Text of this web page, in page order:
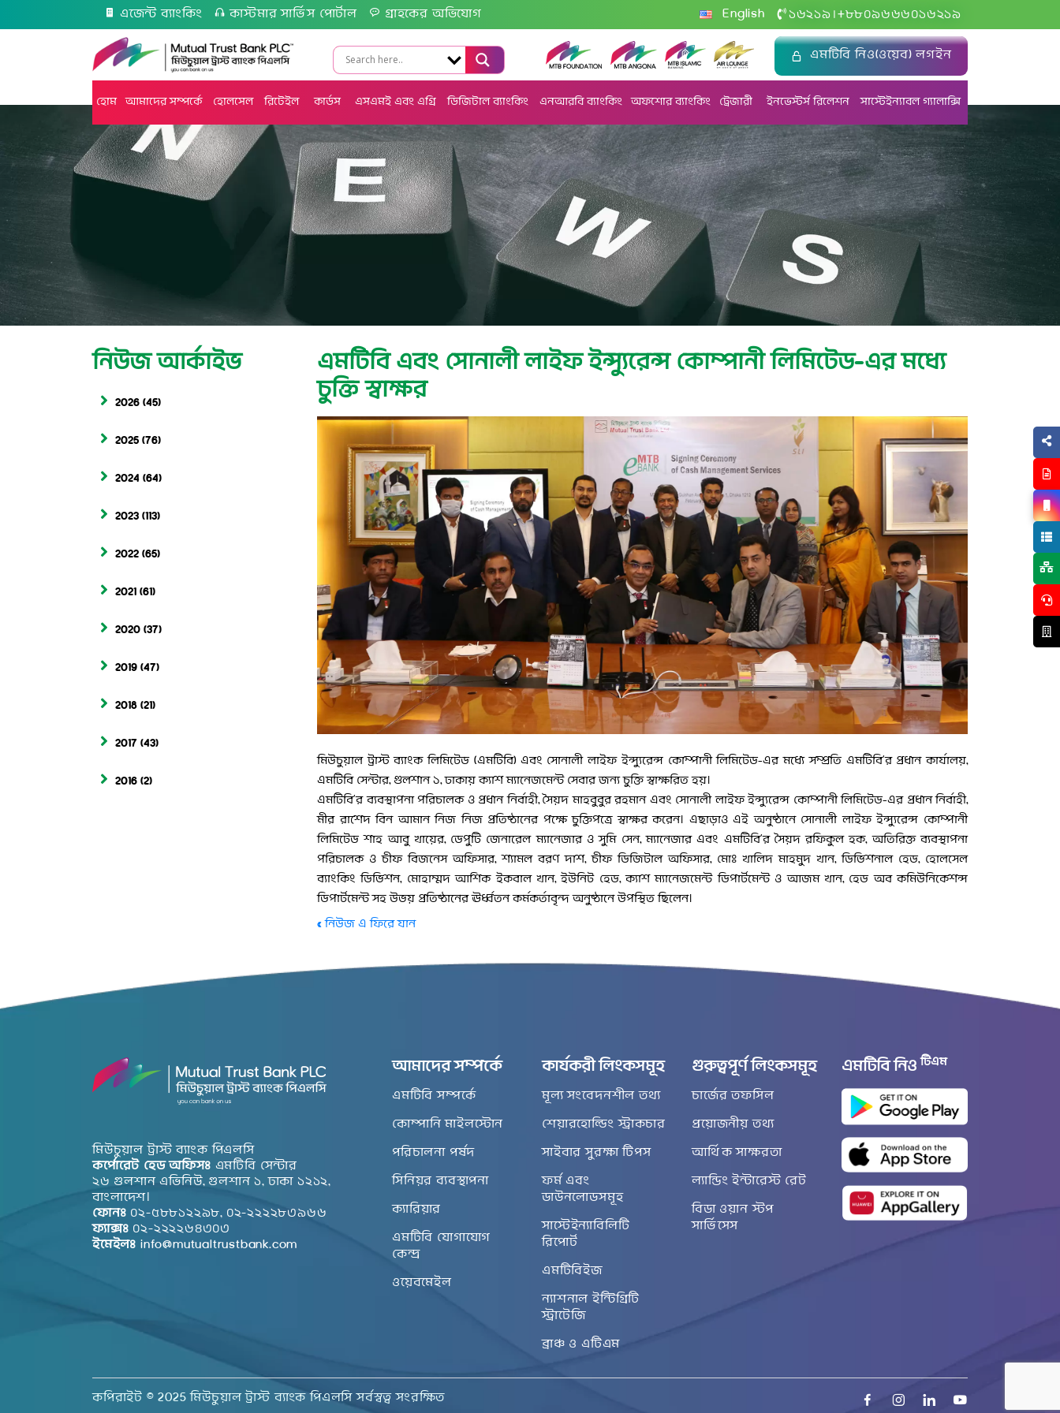
এজেন্ট ব্যাংকিং কাস্টমার সার্ভিস পোর্টাল গ্রাহকের অভিযোগ English ১৬২১৯ +৮৮০৯৬৬৬০১৬২১৯
এমটিবি নিও(ওয়েব) লগইন
হোম আমাদের সম্পর্কে হোলসেল রিটেইল কার্ডস এসএমই এবং এগ্রি ডিজিটাল ব্যাংকিং এনআরবি ব্যাংকিং অফশোর ব্যাংকিং ট্রেজারী ইনভেস্টর্স রিলেশন সাস্টেইন্যাবল গ্যালাক্সি
নিউজ আর্কাইভ
2026 (45)
2025 (76)
2024 (64)
2023 (113)
2022 (65)
2021 (61)
2020 (37)
2019 (47)
2018 (21)
2017 (43)
2016 (2)
এমটিবি এবং সোনালী লাইফ ইন্স্যুরেন্স কোম্পানী লিমিটেড-এর মধ্যে
চুক্তি স্বাক্ষর
মিউচুয়াল ট্রাস্ট ব্যাংক লিমিটেড (এমটিবি) এবং সোনালী লাইফ ইন্স্যুরেন্স কোম্পানী লিমিটেড-এর মধ্যে সম্প্রতি এমটিবি’র প্রধান কার্যালয়,
এমটিবি সেন্টার, গুলশান ১, ঢাকায় ক্যাশ ম্যানেজমেন্ট সেবার জন্য চুক্তি স্বাক্ষরিত হয়।
এমটিবি’র ব্যবস্থাপনা পরিচালক ও প্রধান নির্বাহী, সৈয়দ মাহবুবুর রহমান এবং সোনালী লাইফ ইন্স্যুরেন্স কোম্পানী লিমিটেড-এর প্রধান নির্বাহী,
মীর রাশেদ বিন আমান নিজ নিজ প্রতিষ্ঠানের পক্ষে চুক্তিপত্রে স্বাক্ষর করেন। এছাড়াও এই অনুষ্ঠানে সোনালী লাইফ ইন্স্যুরেন্স কোম্পানী
লিমিটেড শাহ আবু খায়ের, ডেপুটি জেনারেল ম্যানেজার ও সুমি সেন, ম্যানেজার এবং এমটিবি’র সৈয়দ রফিকুল হক, অতিরিক্ত ব্যবস্থাপনা
পরিচালক ও চীফ বিজনেস অফিসার, শ্যামল বরণ দাশ, চীফ ডিজিটাল অফিসার, মোঃ খালিদ মাহমুদ খান, ডিভিশনাল হেড, হোলসেল
ব্যাংকিং ডিভিশন, মোহাম্মদ আশিক ইকবাল খান, ইউনিট হেড, ক্যাশ ম্যানেজমেন্ট ডিপার্টমেন্ট ও আজম খান, হেড অব কমিউনিকেশন্স
ডিপার্টমেন্ট সহ উভয় প্রতিষ্ঠানের ঊর্ধ্বতন কর্মকর্তাবৃন্দ অনুষ্ঠানে উপস্থিত ছিলেন।
« নিউজ এ ফিরে যান
মিউচুয়াল ট্রাস্ট ব্যাংক পিএলসি
কর্পোরেট হেড অফিসঃ এমটিবি সেন্টার
২৬ গুলশান এভিনিউ, গুলশান ১, ঢাকা ১২১২,
বাংলাদেশ।
ফোনঃ ০২-৫৮৮১২২৯৮, ০২-২২২২৮৩৯৬৬
ফ্যাক্সঃ ০২-২২২২৬৪৩০৩
ইমেইলঃ info@mutualtrustbank.com
আমাদের সম্পর্কে
এমটিবি সম্পর্কে
কোম্পানি মাইলস্টোন
পরিচালনা পর্ষদ
সিনিয়র ব্যবস্থাপনা
ক্যারিয়ার
এমটিবি যোগাযোগ
কেন্দ্র
ওয়েবমেইল
কার্যকরী লিংকসমূহ
মূল্য সংবেদনশীল তথ্য
শেয়ারহোল্ডিং স্ট্রাকচার
সাইবার সুরক্ষা টিপস
ফর্ম এবং
ডাউনলোডসমূহ
সাস্টেইন্যাবিলিটি
রিপোর্ট
এমটিবিইজ
ন্যাশনাল ইন্টিগ্রিটি
স্ট্রাটেজি
ব্রাঞ্চ ও এটিএম
গুরুত্বপূর্ণ লিংকসমূহ
চার্জের তফসিল
প্রয়োজনীয় তথ্য
আর্থিক সাক্ষরতা
ল্যান্ডিং ইন্টারেস্ট রেট
বিডা ওয়ান স্টপ
সার্ভিসেস
এমটিবি নিও টিএম
কপিরাইট © 2025 মিউচুয়াল ট্রাস্ট ব্যাংক পিএলসি সর্বস্বত্ব সংরক্ষিত